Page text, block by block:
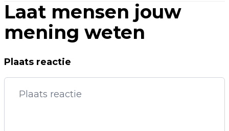
Laat mensen jouw
mening weten
Plaats reactie